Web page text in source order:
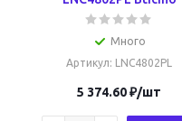
Много
Артикул: LNC4802PL
5 374.60₽/шт